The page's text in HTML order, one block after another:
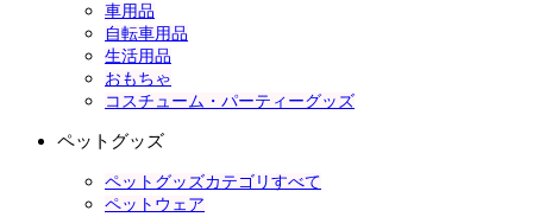
車用品
自転車用品
生活用品
おもちゃ
コスチューム・パーティーグッズ
ペットグッズ
ペットグッズカテゴリすべて
ペットウェア